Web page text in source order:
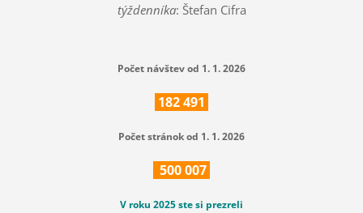
týždenníka: Štefan Cifra
Počet návštev od 1. 1. 2026
182491
Počet stránok od 1. 1. 2026
500007
V roku 2025 ste si prezreli